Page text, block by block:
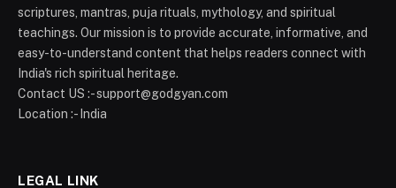
scriptures, mantras, puja rituals, mythology, and spiritual
teachings. Our mission is to provide accurate, informative, and
easy-to-understand content that helps readers connect with
India's rich spiritual heritage.
Contact US :- support@godgyan.com
Location :- India
LEGAL LINK